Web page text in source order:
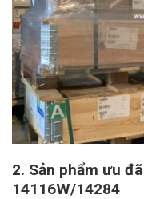
2. Sản phẩm ưu
14116W/14284